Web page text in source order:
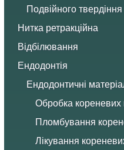
Подвійного твердіння
Нитка ретракційна
Відбілювання
Ендодонтія
Ендодонтичні
Обробка кореневих
Пломбування
Лікування